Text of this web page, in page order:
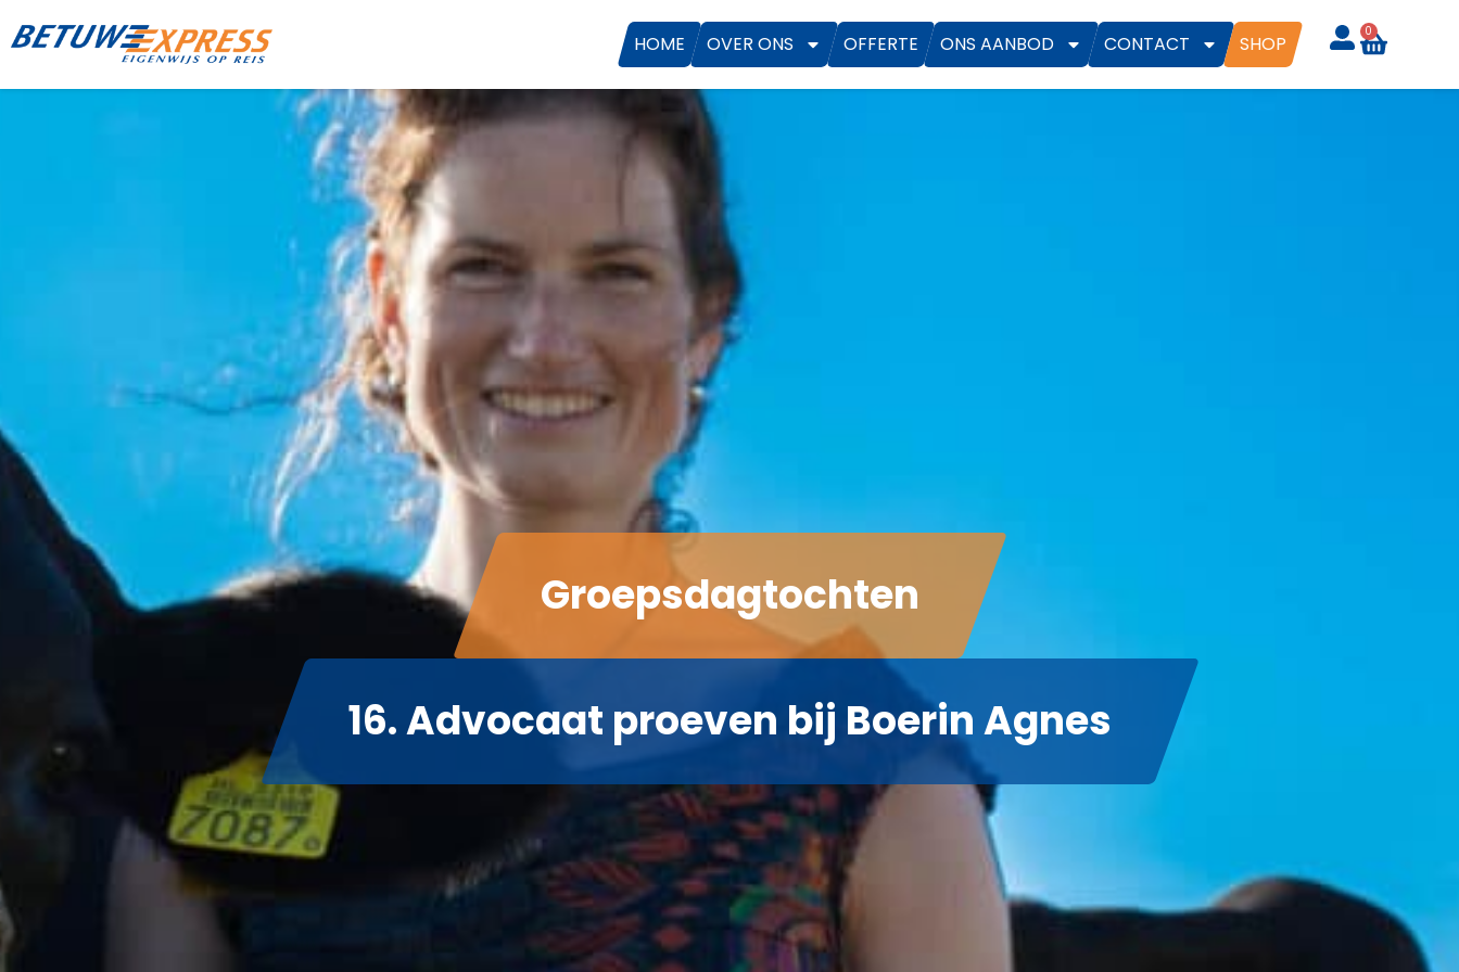
HOME OVER ONS OFFERTE ONS AANBOD CONTACT SHOP
0
Groepsdagtochten
16. Advocaat proeven bij Boerin Agnes